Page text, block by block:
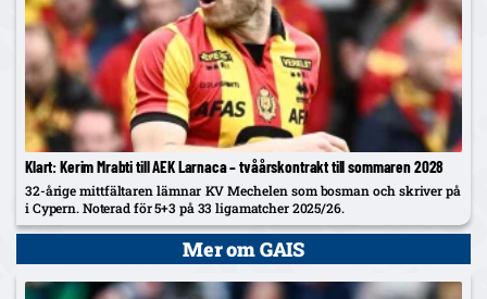
Klart: Kerim Mrabti till AEK Larnaca – tvåårskontrakt till sommaren 2028
32-årige mittfältaren lämnar KV Mechelen som bosman och skriver på
i Cypern. Noterad för 5+3 på 33 ligamatcher 2025/26.
Mer om GAIS